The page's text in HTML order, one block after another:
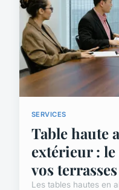
SERVICES
Table haute
extérieur :
vos terrasses
Les tables hautes en